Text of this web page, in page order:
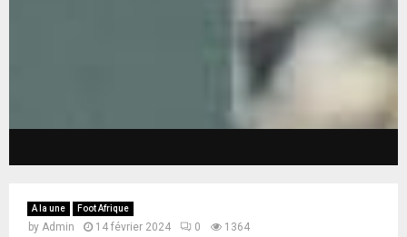
A la une Foot Afrique
by Admin 14 février 2024 0 1364